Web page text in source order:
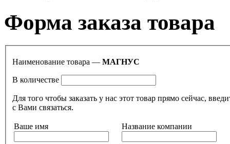
Форма заказа товара
Наименование товара — МАГНУС
В количестве
Для того чтобы заказать у нас этот товар прямо сейчас,
с Вами связаться.
Ваше имя Название компании